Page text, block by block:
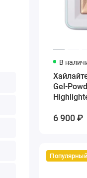
В
Gel-
6 900 ₽
Популярный